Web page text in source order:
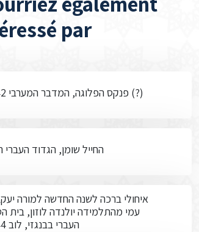
par
פנקס הפלוגה, המדבר המערבי 1942 (?)
החייל שומן, הגדוד העברי
איחולי ברכה לשנה החדשה למורה
עמי מהתלמידה יולנדה לוזון, בית
העברי בבנגזי, לוב 1944